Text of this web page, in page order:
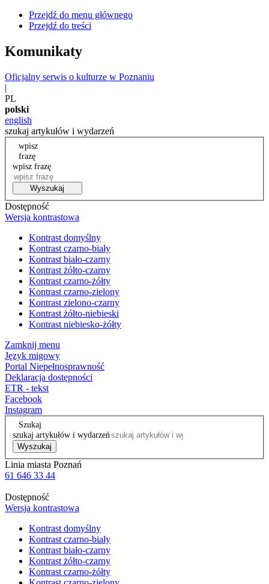
Przejdź do menu głównego
Przejdź do treści
Komunikaty
Oficjalny serwis o kulturze w Poznaniu
|
PL
polski
english
szukaj artykułów i wydarzeń
wpisz
frazę
wpisz frazę
Wyszukaj
Dostępność
Wersja kontrastowa
Kontrast domyślny
Kontrast czarno-biały
Kontrast biało-czarny
Kontrast żółto-czarny
Kontrast czarno-żółty
Kontrast czarno-zielony
Kontrast zielono-czarny
Kontrast żółto-niebieski
Kontrast niebiesko-żółty
Zamknij menu
Język migowy
Portal Niepełnosprawność
Deklaracja dostępności
ETR - tekst
Facebook
Instagram
Szukaj
szukaj artykułów i wydarzeń
Wyszukaj
Linia miasta Poznań
61 646 33 44
Dostępność
Wersja kontrastowa
Kontrast domyślny
Kontrast czarno-biały
Kontrast biało-czarny
Kontrast żółto-czarny
Kontrast czarno-żółty